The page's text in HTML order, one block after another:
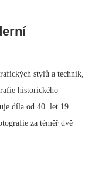
stylů a technik,
historického
díla od 40. let 19.
za téměř dvě